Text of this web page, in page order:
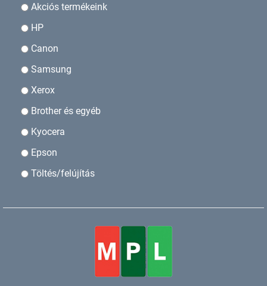
Akciós termékeink
HP
Canon
Samsung
Xerox
Brother és egyéb
Kyocera
Epson
Töltés/felújítás